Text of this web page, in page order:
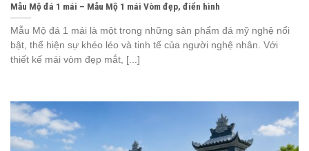
Mẫu Mộ đá 1 mái – Mẫu Mộ 1 mái Vòm đẹp, điển hình
Mẫu Mộ đá 1 mái là một trong những sản phẩm đá mỹ nghệ nổi
bật, thể hiện sự khéo léo và tinh tế của người nghệ nhân. Với
thiết kế mái vòm đẹp mắt, [...]